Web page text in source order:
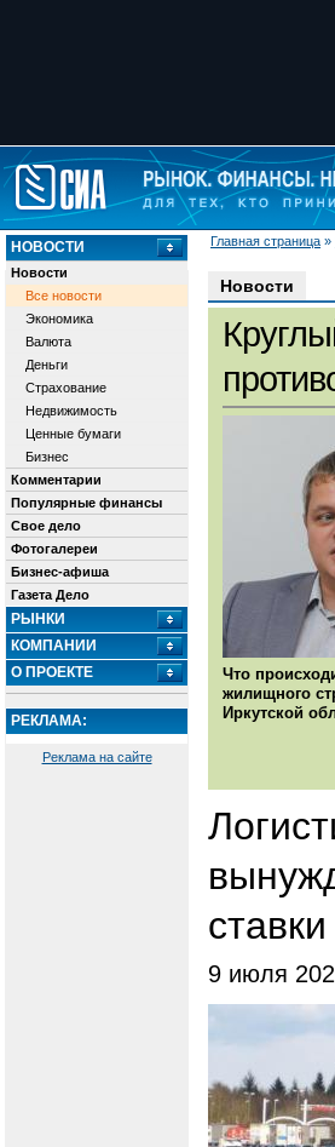
Главная страница »
НОВОСТИ
Новости
Все новости
Экономика
Валюта
Деньги
Страхование
Недвижимость
Ценные бумаги
Бизнес
Комментарии
Популярные финансы
Свое дело
Фотогалереи
Бизнес-афиша
Газета Дело
РЫНКИ
КОМПАНИИ
О ПРОЕКТЕ
РЕКЛАМА:
Реклама на сайте
Новости
Что
жилищного
Иркутской
ставки
9 июля